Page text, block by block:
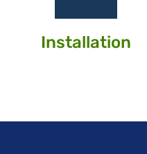
Installation